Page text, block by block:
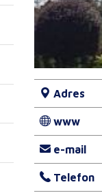
Adres
www
e-mail
Telefon